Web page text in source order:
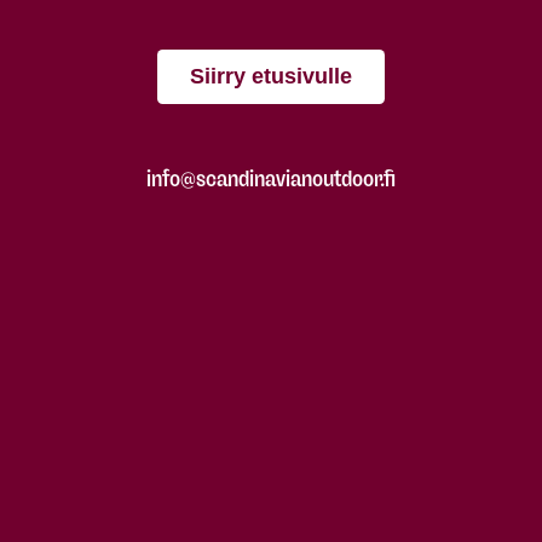
Siirry etusivulle
info@scandinavianoutdoor.fi